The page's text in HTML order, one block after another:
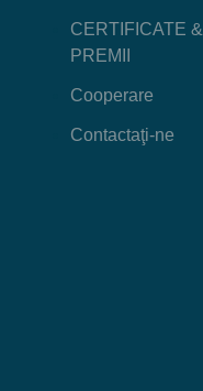
CERTIFICATE &
PREMII
Cooperare
Contactaţi-ne